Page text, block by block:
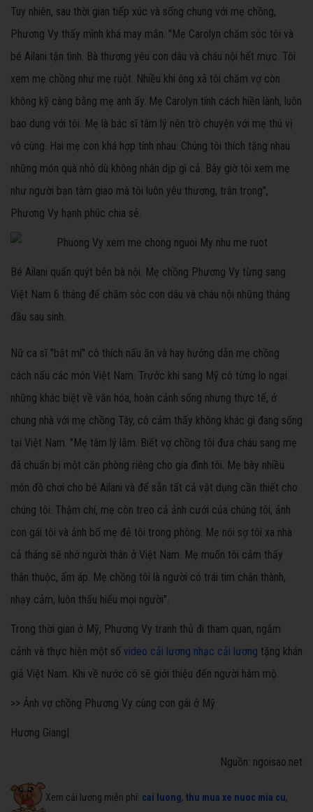
Tuy nhiên, sau thời gian tiếp xúc và sống chung với mẹ chồng,
Phương Vy thấy mình khá may mắn. "Mẹ Carolyn chăm sóc tôi và
bé Ailani tận tình. Bà thương yêu con dâu và cháu nội hết mực. Tôi
xem mẹ chồng như mẹ ruột. Nhiều khi ông xã tôi chăm vợ còn
không kỹ càng bằng mẹ anh ấy. Mẹ Carolyn tính cách hiền lành, luôn
bao dung với tôi. Mẹ là bác sĩ tâm lý nên trò chuyện với mẹ thú vị
vô cùng. Hai mẹ con khá hợp tính nhau. Chúng tôi thích tặng nhau
những món quà nhỏ dù không nhân dịp gì cả. Bây giờ tôi xem mẹ
như người bạn tâm giao mà tôi luôn yêu thương, trân trọng",
Phương Vy hạnh phúc chia sẻ.
Bé Ailani quấn quýt bên bà nội. Mẹ chồng Phương Vy từng sang
Việt Nam 6 tháng để chăm sóc con dâu và cháu nội những tháng
đầu sau sinh.
Nữ ca sĩ "bật mí" cô thích nấu ăn và hay hướng dẫn mẹ chồng
cách nấu các món Việt Nam. Trước khi sang Mỹ cô từng lo ngại
những khác biệt về văn hóa, hoàn cảnh sống nhưng thực tế, ở
chung nhà với mẹ chồng Tây, cô cảm thấy không khác gì đang sống
tại Việt Nam. "Mẹ tâm lý lắm. Biết vợ chồng tôi đưa cháu sang mẹ
đã chuẩn bị một căn phòng riêng cho gia đình tôi. Mẹ bày nhiều
món đồ chơi cho bé Ailani và để sẵn tất cả vật dụng cần thiết cho
chúng tôi. Thậm chí, mẹ còn treo cả ảnh cưới của chúng tôi, ảnh
con gái tôi và ảnh bố mẹ đẻ tôi trong phòng. Mẹ nói sợ tôi xa nhà
cả tháng sẽ nhớ người thân ở Việt Nam. Mẹ muốn tôi cảm thấy
thân thuộc, ấm áp. Mẹ chồng tôi là người có trái tim chân thành,
nhạy cảm, luôn thấu hiểu mọi người".
Trong thời gian ở Mỹ, Phương Vy tranh thủ đi tham quan, ngắm
cảnh và thực hiện một số video cải lương nhạc cải lương tặng khán
giả Việt Nam. Khi về nước cô sẽ giới thiệu đến người hâm mộ.
>> Ảnh vợ chồng Phương Vy cùng con gái ở Mỹ
Hương Giang|
Nguồn: ngoisao.net
Xem cải lương miễn phí: cai luong, thu mua xe nuoc mia cu,